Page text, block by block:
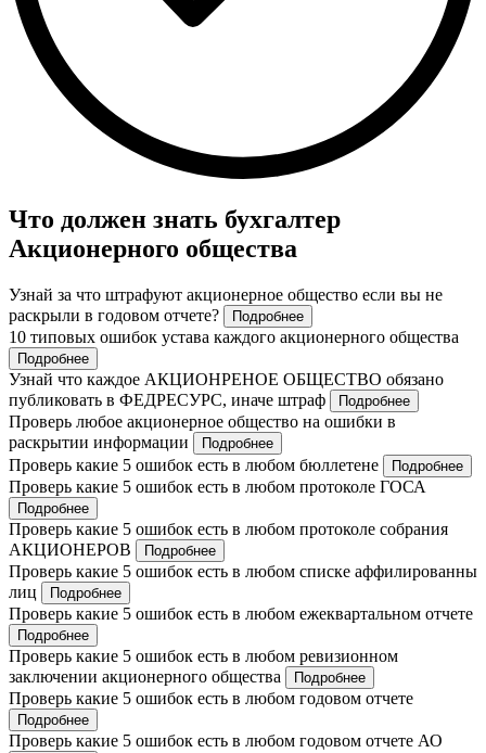
Что должен знать бухгалтер
Акционерного общества
Узнай за что штрафуют акционерное общество если вы не
раскрыли в годовом отчете?
Подробнее
10 типовых ошибок устава каждого акционерного общества
Подробнее
Узнай что каждое АКЦИОНРЕНОЕ ОБЩЕСТВО обязано
публиковать в ФЕДРЕСУРС, иначе штраф
Подробнее
Проверь любое акционерное общество на ошибки в
раскрытии информации
Подробнее
Проверь какие 5 ошибок есть в любом бюллетене Подробнее
Проверь какие 5 ошибок есть в любом протоколе ГОСА
Подробнее
Проверь какие 5 ошибок есть в любом протоколе собрания
АКЦИОНЕРОВ
Подробнее
Проверь какие 5 ошибок есть в любом списке аффилированны
лиц
Подробнее
Проверь какие 5 ошибок есть в любом ежеквартальном отчете
Подробнее
Проверь какие 5 ошибок есть в любом ревизионном
заключении акционерного общества
Подробнее
Проверь какие 5 ошибок есть в любом годовом отчете
Подробнее
Проверь какие 5 ошибок есть в любом годовом отчете АО